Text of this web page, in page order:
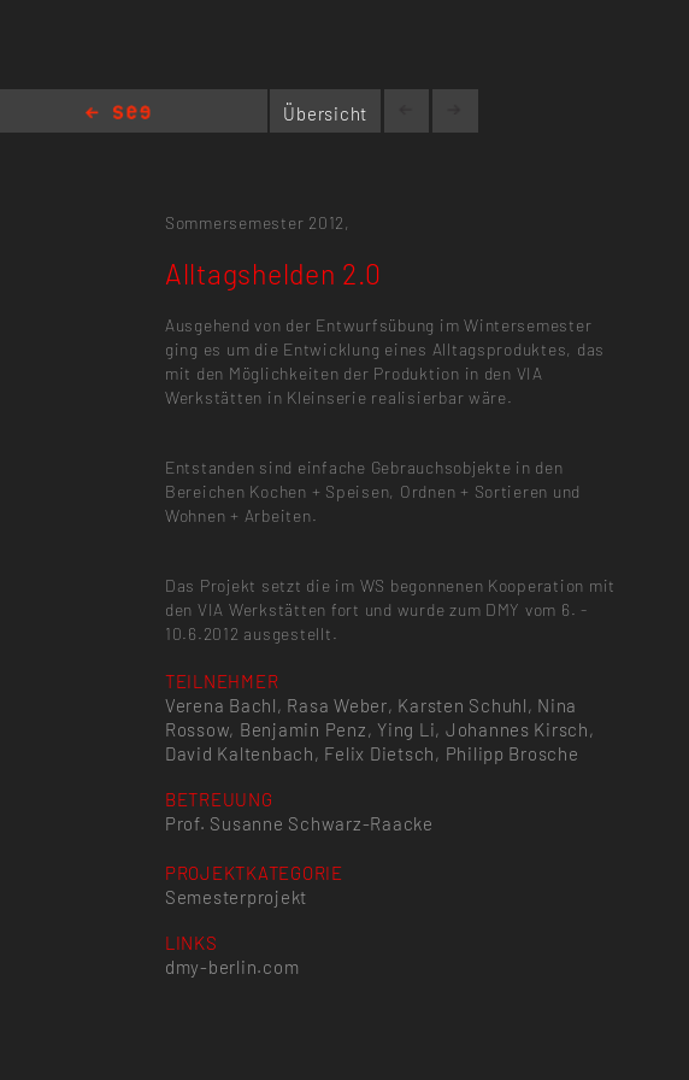
Übersicht
Sommersemester 2012,
Alltagshelden 2.0
Ausgehend von der Entwurfsübung im Wintersemester
ging es um die Entwicklung eines Alltagsproduktes, das
mit den Möglichkeiten der Produktion in den VIA
Werkstätten in Kleinserie realisierbar wäre.
Entstanden sind einfache Gebrauchsobjekte in den
Bereichen Kochen + Speisen, Ordnen + Sortieren und
Wohnen + Arbeiten.
Das Projekt setzt die im WS begonnenen Kooperation mit
den VIA Werkstätten fort und wurde zum DMY vom 6. -
10.6.2012 ausgestellt.
TEILNEHMER
Verena Bachl, Rasa Weber, Karsten Schuhl, Nina
Rossow, Benjamin Penz, Ying Li, Johannes Kirsch,
David Kaltenbach, Felix Dietsch, Philipp Brosche
BETREUUNG
Prof. Susanne Schwarz-Raacke
PROJEKTKATEGORIE
Semesterprojekt
LINKS
dmy-berlin.com